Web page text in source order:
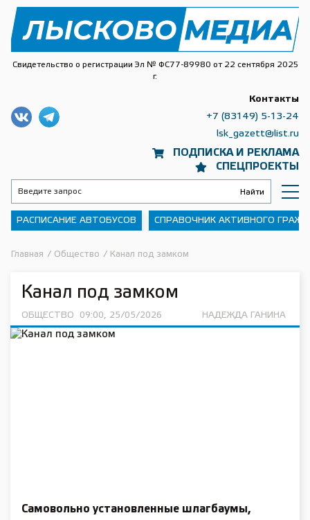
Свидетельство о регистрации Эл № ФС77-89980 от 22 сентября 2025
г.
ПОДПИСКА И РЕКЛАМА
СПЕЦПРОЕКТЫ
Контакты
+7 (83149) 5-13-24
lsk_gazett@list.ru
РАСПИСАНИЕ АВТОБУСОВ СПРАВОЧНИК АКТИВНОГО
Главная / Общество / Канал под замком
Канал под замком
ОБЩЕСТВО 09:00, 25/05/2026 НАДЕЖДА ГАНИНА
Самовольно установленные шлагбаумы,